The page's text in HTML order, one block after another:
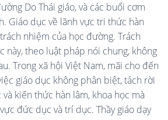
Do Thái giáo, và các buổi cơm
Giáo dục về lãnh vực tri thức hàn
nhiệm của học đường. Trách
này, theo luật pháp nói chung, không
Trong xã hội Việt Nam, mãi cho đến
giáo dục không phân biệt, tách rời
kiến thức hàn lâm, khoa học mà
đức dục và trí dục. Thầy giáo dạy